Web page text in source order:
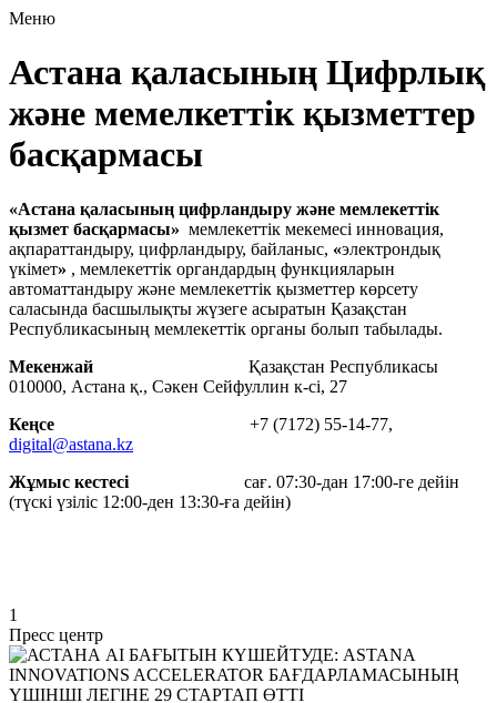
Меню
Астана қаласының Цифрлық
және мемелкеттік қызметтер
басқармасы
«Астана қаласының цифрландыру және мемлекеттік
қызмет басқармасы» мемлекеттік мекемесі инновация,
ақпараттандыру, цифрландыру, байланыс, «электрондық
үкімет» , мемлекеттік органдардың функцияларын
автоматтандыру және мемлекеттік қызметтер көрсету
саласында басшылықты жүзеге асыратын Қазақстан
Республикасының мемлекеттік органы болып табылады.
Мекенжай Қазақстан Республикасы
010000, Астана қ., Сәкен Сейфуллин к-сі, 27
Кеңсе +7 (7172) 55-14-77,
digital@astana.kz
Жұмыс кестесі сағ. 07:30-дан 17:00-ге дейін
(түскі үзіліс 12:00-ден 13:30-ға дейін)
1
Пресс центр